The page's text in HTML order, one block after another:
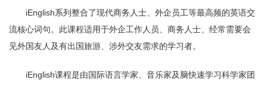
阶
段
知
iEnglish系列整合了现代商务人士、外企员工等最高频的英语交
流核心词句。此课程适用于外企工作人员、商务人士、经常需要会
见外国友人及有出国旅游、涉外交友需求的学习者。
iEnglish课程是由国际语言学家、音乐家及脑快速学习科学家团